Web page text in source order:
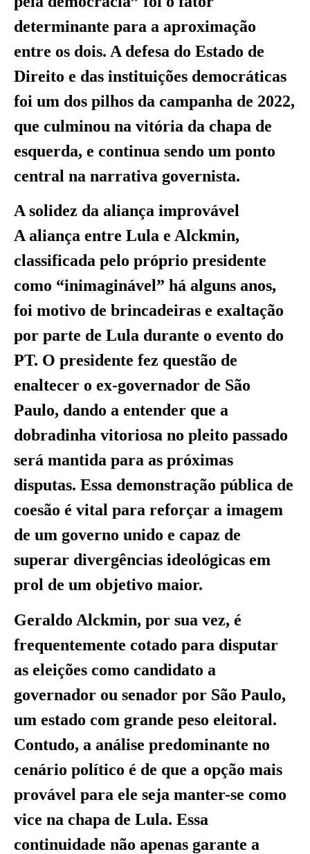
determinante para a aproximação
entre os dois. A defesa do Estado de
Direito e das instituições democráticas
foi um dos pilhos da campanha de 2022,
que culminou na vitória da chapa de
esquerda, e continua sendo um ponto
central na narrativa governista.
A solidez da aliança improvável
A aliança entre Lula e Alckmin,
classificada pelo próprio presidente
como “inimaginável” há alguns anos,
foi motivo de brincadeiras e exaltação
por parte de Lula durante o evento do
PT. O presidente fez questão de
enaltecer o ex-governador de São
Paulo, dando a entender que a
dobradinha vitoriosa no pleito passado
será mantida para as próximas
disputas. Essa demonstração pública de
coesão é vital para reforçar a imagem
de um governo unido e capaz de
superar divergências ideológicas em
prol de um objetivo maior.
Geraldo Alckmin, por sua vez, é
frequentemente cotado para disputar
as eleições como candidato a
governador ou senador por São Paulo,
um estado com grande peso eleitoral.
Contudo, a análise predominante no
cenário político é de que a opção mais
provável para ele seja manter-se como
vice na chapa de Lula. Essa
continuidade não apenas garante a